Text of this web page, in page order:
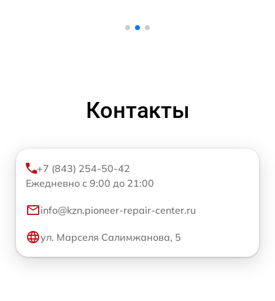
Контакты
+7 (843) 254-50-42
Ежедневно с 9:00 до 21:00
info@kzn.pioneer-repair-center.ru
ул. Марселя Салимжанова, 5